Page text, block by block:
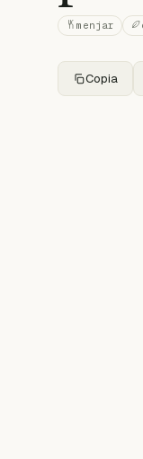
menjar
Copia